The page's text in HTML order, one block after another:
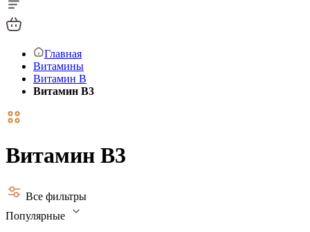
Главная
Витамины
Витамин В
Витамин В3
Витамин В3
Все фильтры
Популярные